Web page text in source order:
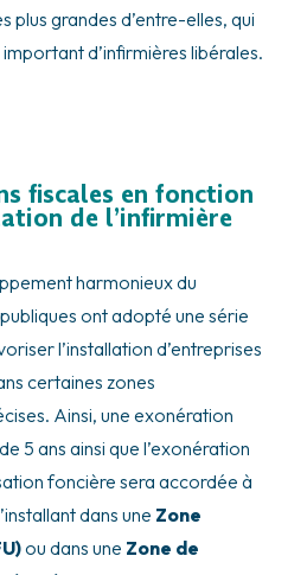
plus grandes d’entre-elles, qui
d’infirmières libérales.
fiscales en fonction
de l’infirmière
harmonieux du
ont adopté une série
l’installation d’entreprises
certaines zones
Ainsi, une exonération
5 ans ainsi que l’exonération
foncière sera accordée à
dans une Zone
ou dans une Zone de